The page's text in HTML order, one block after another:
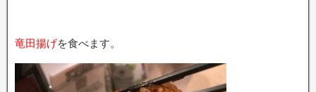
竜田揚げを食べます。